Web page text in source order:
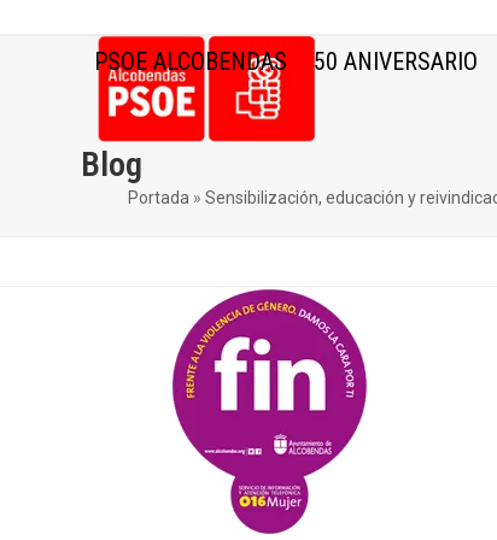
PSOE ALCOBENDAS 50 ANIVERSARIO
Blog
Portada » Sensibilización, educación y